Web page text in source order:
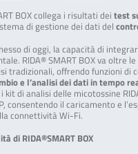
BOX collega i risultati dei test
di gestione dei dati del
di oggi, la capacità di
RIDA® SMART BOX va oltre le
tradizionali, offrendo funzioni di
e l’analisi dei dati in tempo
kit di analisi delle micotossine
consentendo il caricamento e
connettività Wi-Fi.
di RIDA®SMART BOX